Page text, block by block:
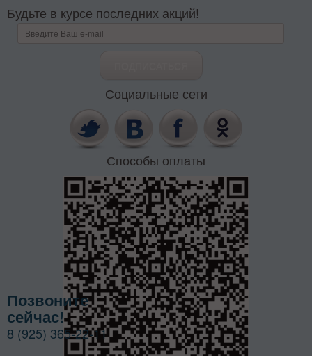
Будьте в курсе последних акций!
Социальные сети
Способы оплаты
Позвоните
сейчас!
8 (925) 365-22-11